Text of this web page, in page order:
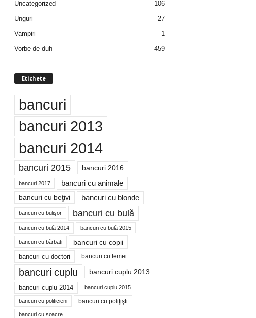
Uncategorized
106
Unguri
27
Vampiri
1
Vorbe de duh
459
Etichete
bancuri
bancuri 2013
bancuri 2014
bancuri 2015 bancuri 2016
bancuri 2017 bancuri cu animale
bancuri cu beţivi bancuri cu blonde
bancuri cu bulişor bancuri cu bulă
bancuri cu bulă 2014 bancuri cu bulă 2015
bancuri cu bărbaţi bancuri cu copii
bancuri cu doctori bancuri cu femei
bancuri cuplu bancuri cuplu 2013
bancuri cuplu 2014 bancuri cuplu 2015
bancuri cu politicieni bancuri cu poliţişti
bancuri cu soacre